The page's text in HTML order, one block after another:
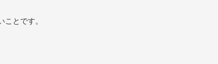
とです。